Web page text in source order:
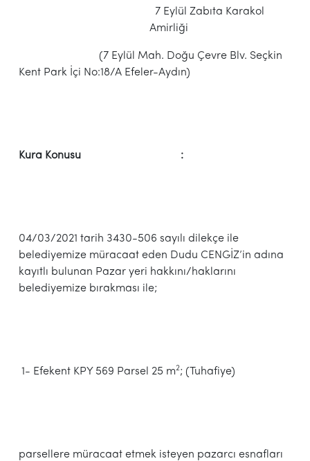
7 Eylül Zabıta Karakol
Amirliği
(7 Eylül Mah. Doğu Çevre Blv. Seçkin
Kent Park İçi No:18/A Efeler-Aydın)
Kura Konusu :
04/03/2021 tarih 3430-506 sayılı dilekçe ile
belediyemize müracaat eden Dudu CENGİZ’in adına
kayıtlı bulunan Pazar yeri hakkını/haklarını
belediyemize bırakması ile;
1- Efekent KPY 569 Parsel 25 m2; (Tuhafiye)
parsellere müracaat etmek isteyen pazarcı esnafları